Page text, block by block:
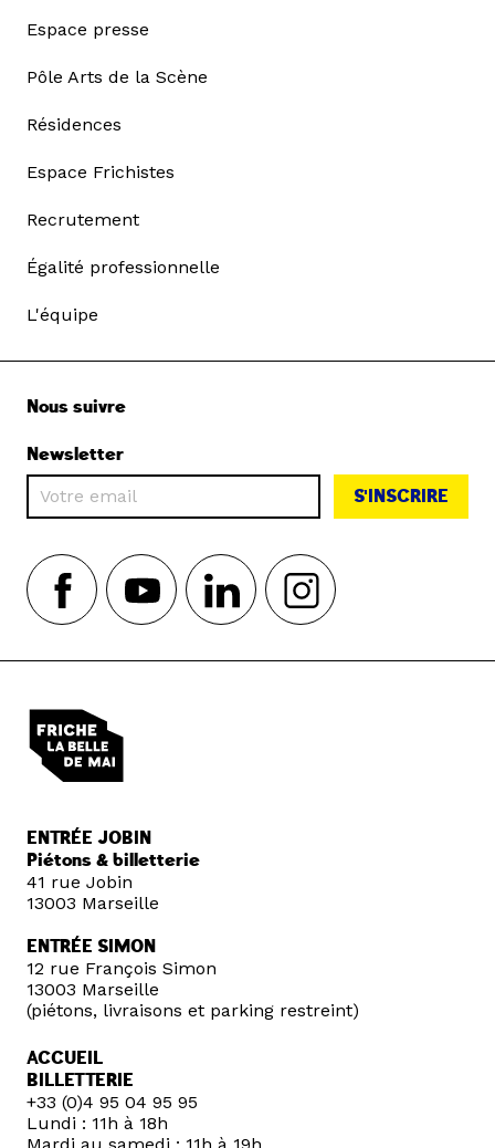
Espace presse
Pôle Arts de la Scène
Résidences
Espace Frichistes
Recrutement
Égalité professionnelle
L'équipe
Nous suivre
Newsletter
S'INSCRIRE
ENTRÉE JOBIN
Piétons & billetterie
41 rue Jobin
13003 Marseille
ENTRÉE SIMON
12 rue François Simon
13003 Marseille
(piétons, livraisons et parking restreint)
ACCUEIL
BILLETTERIE
+33 (0)4 95 04 95 95
Lundi : 11h à 18h